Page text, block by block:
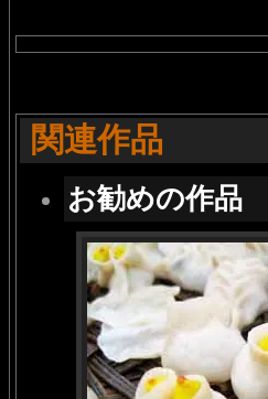
関連作品
お勧めの作品